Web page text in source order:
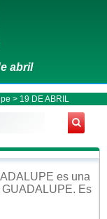
abril
> 19 DE ABRIL
es una
GUADALUPE. Es